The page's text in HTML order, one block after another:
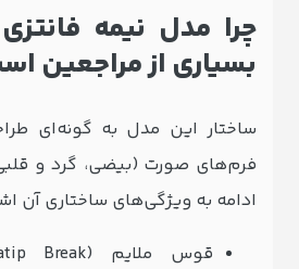
چرا مدل نیمه
بسیاری از مراجعین
ساختار این مدل به گونه‌ای
فرم‌های صورت (بیضی، گرد و قلبی)
ادامه به ویژگی‌های ساختاری آن